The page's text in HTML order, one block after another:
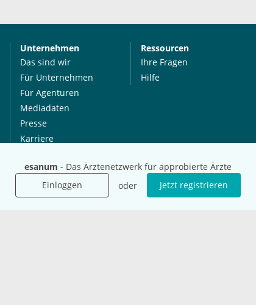
esanum - Das Ärztenetzwerk für approbierte Ärzte
Einloggen
oder Jetzt registrieren
Unternehmen
Das sind wir
Für Unternehmen
Für Agenturen
Mediadaten
Presse
Karriere
Ressourcen
Ihre Fragen
Hilfe
International
esanum.it
Social Media
Youtube